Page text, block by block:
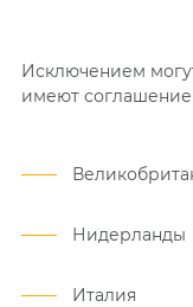
Исключением
имеют соглашение
Нидерланды
Италия